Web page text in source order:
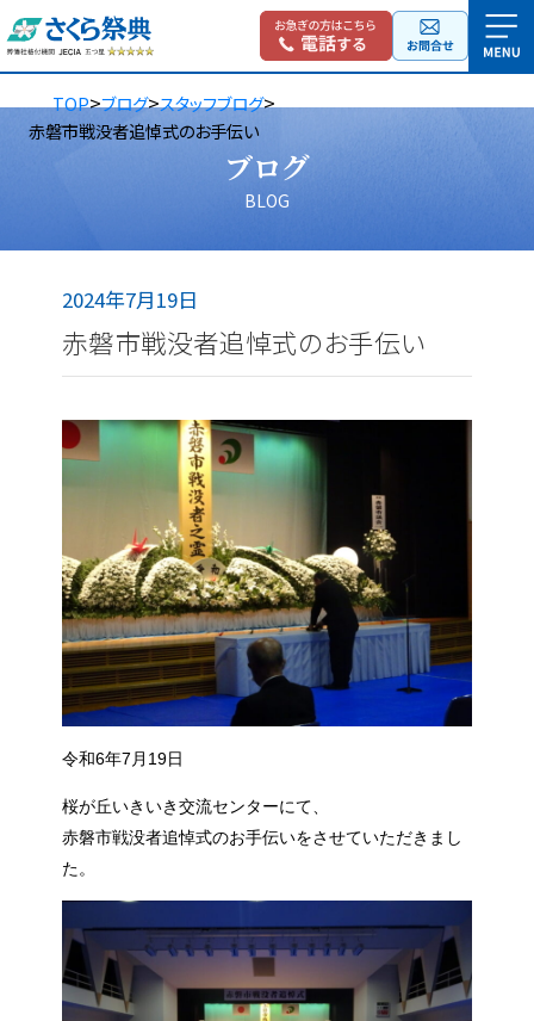
TOP>ブログ>スタッフブログ>
赤磐市戦没者追悼式のお手伝い
ブログ
BLOG
2024年7月19日
赤磐市戦没者追悼式のお手伝い
令和6年7月19日
桜が丘いきいき交流センターにて、
赤磐市戦没者追悼式のお手伝いをさせていただきまし
た。